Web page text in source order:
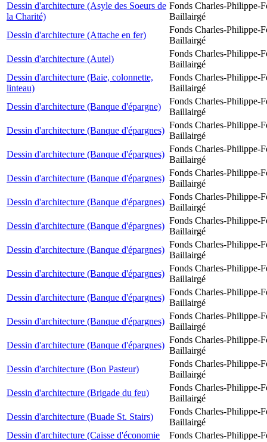
Dessin d'architecture (Asyle des Soeurs de
la Charité)
Fonds Charles-Philippe-
Baillairgé
Dessin d'architecture (Attache en fer)
Fonds Charles-Philippe-
Baillairgé
Dessin d'architecture (Autel)
Fonds Charles-Philippe-
Baillairgé
Dessin d'architecture (Baie, colonnette,
linteau)
Fonds Charles-Philippe-
Baillairgé
Dessin d'architecture (Banque d'épargne)
Fonds Charles-Philippe-
Baillairgé
Dessin d'architecture (Banque d'épargnes)
Fonds Charles-Philippe-
Baillairgé
Dessin d'architecture (Banque d'épargnes)
Fonds Charles-Philippe-
Baillairgé
Dessin d'architecture (Banque d'épargnes)
Fonds Charles-Philippe-
Baillairgé
Dessin d'architecture (Banque d'épargnes)
Fonds Charles-Philippe-
Baillairgé
Dessin d'architecture (Banque d'épargnes)
Fonds Charles-Philippe-
Baillairgé
Dessin d'architecture (Banque d'épargnes)
Fonds Charles-Philippe-
Baillairgé
Dessin d'architecture (Banque d'épargnes)
Fonds Charles-Philippe-
Baillairgé
Dessin d'architecture (Banque d'épargnes)
Fonds Charles-Philippe-
Baillairgé
Dessin d'architecture (Banque d'épargnes)
Fonds Charles-Philippe-
Baillairgé
Dessin d'architecture (Banque d'épargnes)
Fonds Charles-Philippe-
Baillairgé
Dessin d'architecture (Bon Pasteur)
Fonds Charles-Philippe-
Baillairgé
Dessin d'architecture (Brigade du feu)
Fonds Charles-Philippe-
Baillairgé
Dessin d'architecture (Buade St. Stairs)
Fonds Charles-Philippe-
Baillairgé
Dessin d'architecture (Caisse d'économie
Fonds Charles-Philippe-